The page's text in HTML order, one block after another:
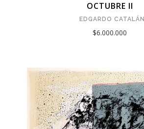
OCTUBRE II
EDGARDO CATALÁN
$6.000.000